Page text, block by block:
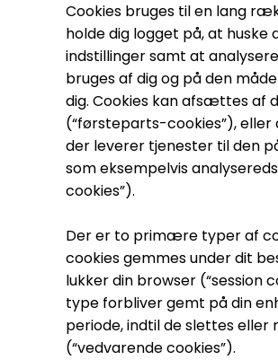
Cookies bruges til en lang
holde dig logget på, at
indstillinger samt at
bruges af dig og på den
dig. Cookies kan afsættes af
(“førsteparts-cookies”), eller
der leverer tjenester til den
som eksempelvis
cookies”).
Der er to primære typer af
cookies gemmes under dit
lukker din browser (“session
type forbliver gemt på din
periode, indtil de slettes eller
(“vedvarende cookies”).